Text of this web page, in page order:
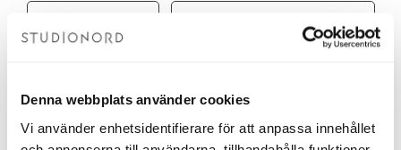
Denna webbplats använder cookies
Vi använder enhetsidentifierare för att anpassa innehållet
Tvättställ i porslin för ett stilrent